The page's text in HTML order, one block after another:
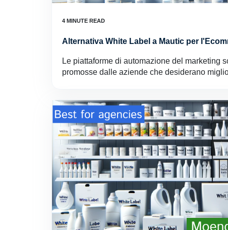
Alternativa White Label a Mautic per
Le piattaforme di automazione del marketing
promosse dalle aziende che desiderano